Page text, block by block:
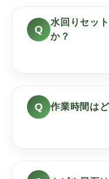
水回りセッ
か？
作業時間は